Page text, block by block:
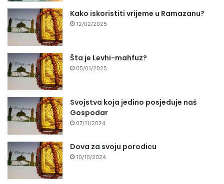
Kako iskoristiti vrijeme u Ramazanu?
12/02/2025
Šta je Levhi-mahfuz?
05/01/2025
Svojstva koja jedino posjeduje naš
Gospodar
07/11/2024
Dova za svoju porodicu
10/10/2024